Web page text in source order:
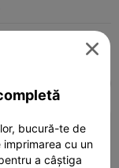
Characters & Creatures 
infill
 55.69g


bucură-te de
cu un
a câștiga